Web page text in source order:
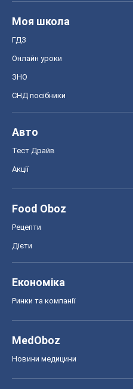
Моя школа
ГДЗ
Онлайн уроки
ЗНО
СНД посібники
Авто
Тест Драйв
Акції
Food Oboz
Рецепти
Дієти
Економіка
Ринки та компанії
MedOboz
Новини медицини